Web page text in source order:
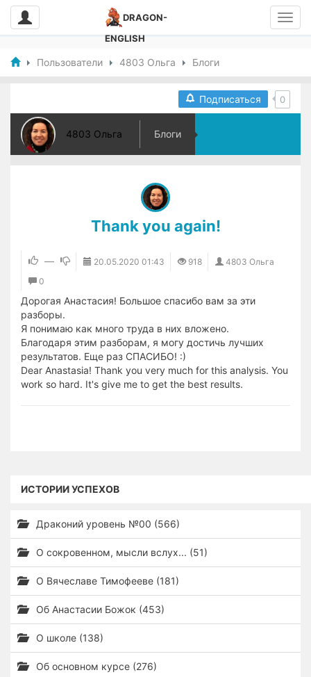
DRAGON-
ENGLISH
Пользователи 4803 Ольга Блоги
Подписаться 0
4803 Ольга Блоги
Thank you again!
— 20.05.2020 01:43 918
4803 Ольга
0
Дорогая Анастасия! Большое спасибо вам за эти
разборы.
Я понимаю как много труда в них вложено.
Благодаря этим разборам, я могу достичь лучших
результатов. Еще раз СПАСИБО! :)
Dear Anastasia! Thank you very much for this analysis. You
work so hard. It's give me to get the best results.
ИСТОРИИ УСПЕХОВ
Драконий уровень №00 (566)
О сокровенном, мысли вслух... (51)
О Вячеславе Тимофееве (181)
Об Анастасии Божок (453)
О школе (138)
Об основном курсе (276)